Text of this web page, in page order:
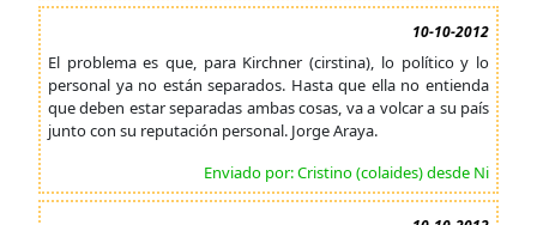
10-10-2012
El problema es que, para Kirchner (cirstina), lo político y lo
personal ya no están separados. Hasta que ella no entienda
que deben estar separadas ambas cosas, va a volcar a su país
junto con su reputación personal. Jorge Araya.
Enviado por: Cristino (colaides) desde Ni